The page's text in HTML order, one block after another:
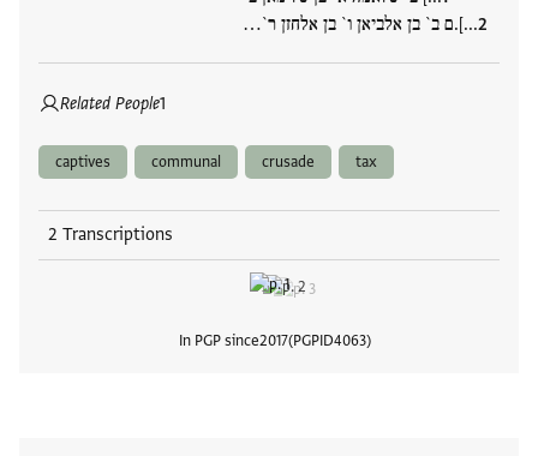
...].ם ב` בן אלביאן ו` בן אלחזן ר`…
Related People1
captives communal crusade tax
2 Transcriptions
In PGP since2017 PGPID4063